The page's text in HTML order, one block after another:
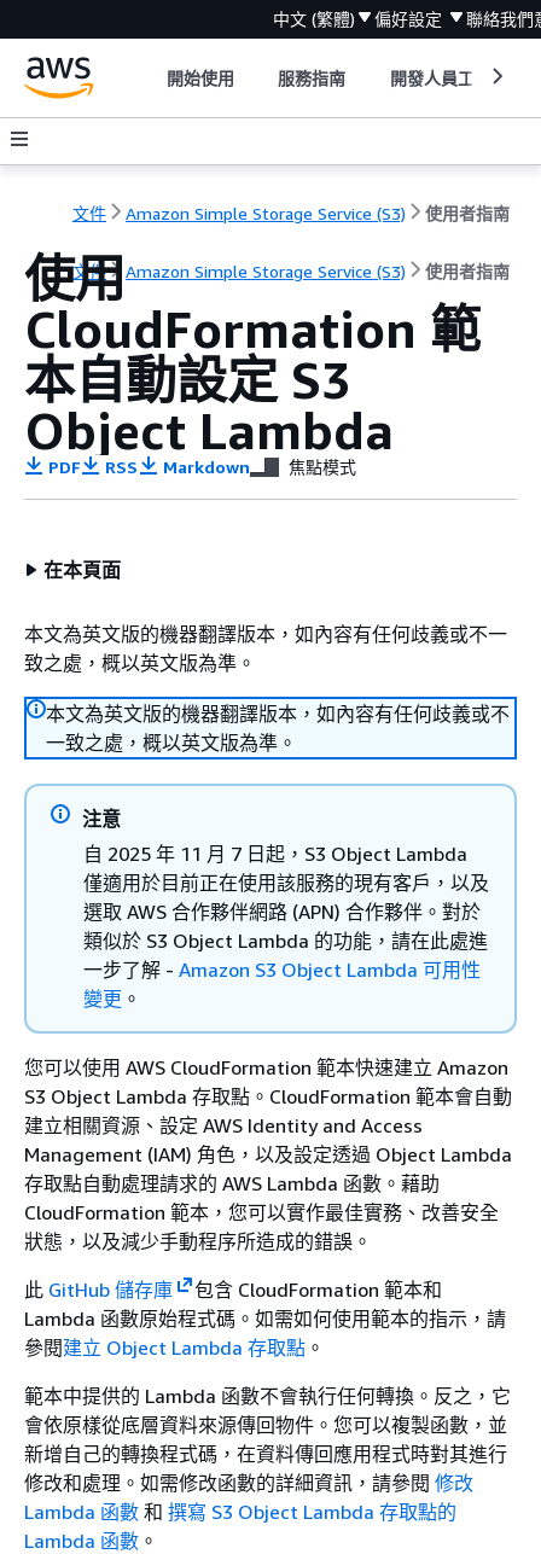
中文 (繁體) 偏好設定 聯絡我們
開始使用 服務指南 開發人員工具
文件 Amazon Simple Storage Service (S3) 使用者指南
文件 Amazon Simple Storage Service (S3) 使用者指南
使用
CloudFormation 範
本自動設定 S3
Object Lambda
PDF RSS Markdown 焦點模式
在本頁面
本文為英文版的機器翻譯版本，如內容有任何歧義或不一
致之處，概以英文版為準。
本文為英文版的機器翻譯版本，如內容有任何歧義或不
一致之處，概以英文版為準。
注意
自 2025 年 11 月 7 日起，S3 Object Lambda
僅適用於目前正在使用該服務的現有客戶，以及
選取 AWS 合作夥伴網路 (APN) 合作夥伴。對於
類似於 S3 Object Lambda 的功能，請在此處進
一步了解 - Amazon S3 Object Lambda 可用性
變更 。
您可以使用 AWS CloudFormation 範本快速建立 Amazon
S3 Object Lambda 存取點。CloudFormation 範本會自動
建立相關資源、設定 AWS Identity and Access
Management (IAM) 角色，以及設定透過 Object Lambda
存取點自動處理請求的 AWS Lambda 函數。藉助
CloudFormation 範本，您可以實作最佳實務、改善安全
狀態，以及減少手動程序所造成的錯誤。
此 GitHub 儲存庫
包含 CloudFormation 範本和
Lambda 函數原始程式碼。如需如何使用範本的指示，請
參閱建立 Object Lambda 存取點 。
範本中提供的 Lambda 函數不會執行任何轉換。反之，它
會依原樣從底層資料來源傳回物件。您可以複製函數，並
新增自己的轉換程式碼，在資料傳回應用程式時對其進行
修改和處理。如需修改函數的詳細資訊，請參閱 修改
Lambda 函數 和 撰寫 S3 Object Lambda 存取點的
Lambda 函數 。